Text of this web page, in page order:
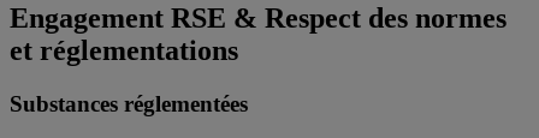
Engagement RSE & Respect des normes
et réglementations
Substances réglementées